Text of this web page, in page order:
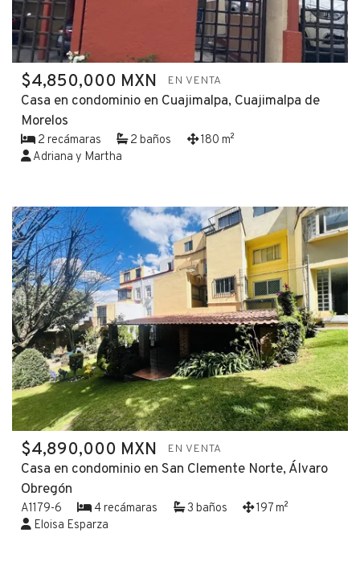
$4,850,000 MXN EN VENTA
Casa en condominio en Cuajimalpa, Cuajimalpa de
Morelos
2 recámaras 2 baños
180 m²
Adriana y Martha
$4,890,000 MXN EN VENTA
Casa en condominio en San Clemente Norte, Álvaro
Obregón
A1179-6 4 recámaras 3 baños
197 m²
Eloisa Esparza